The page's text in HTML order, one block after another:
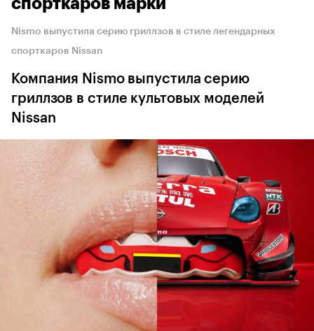
спорткаров марки
Nismo выпустила серию гриллзов в стиле легендарных
спорткаров Nissan
Компания Nismo выпустила серию
гриллзов в стиле культовых моделей
Nissan